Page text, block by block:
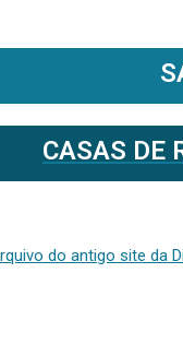
CASAS DE
do antigo site da